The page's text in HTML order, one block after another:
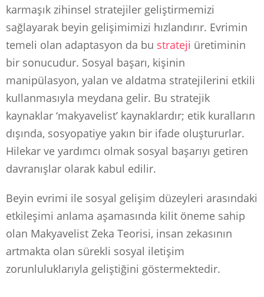
karmaşık zihinsel stratejiler geliştirmemizi
sağlayarak beyin gelişimimizi hızlandırır. Evrimin
temeli olan adaptasyon da bu strateji üretiminin
bir sonucudur. Sosyal başarı, kişinin
manipülasyon, yalan ve aldatma stratejilerini etkili
kullanmasıyla meydana gelir. Bu stratejik
kaynaklar ‘makyavelist’ kaynaklardır; etik kuralların
dışında, sosyopatiye yakın bir ifade oluştururlar.
Hilekar ve yardımcı olmak sosyal başarıyı getiren
davranışlar olarak kabul edilir.
Beyin evrimi ile sosyal gelişim düzeyleri arasındaki
etkileşimi anlama aşamasında kilit öneme sahip
olan Makyavelist Zeka Teorisi, insan zekasının
artmakta olan sürekli sosyal iletişim
zorunluluklarıyla geliştiğini göstermektedir.